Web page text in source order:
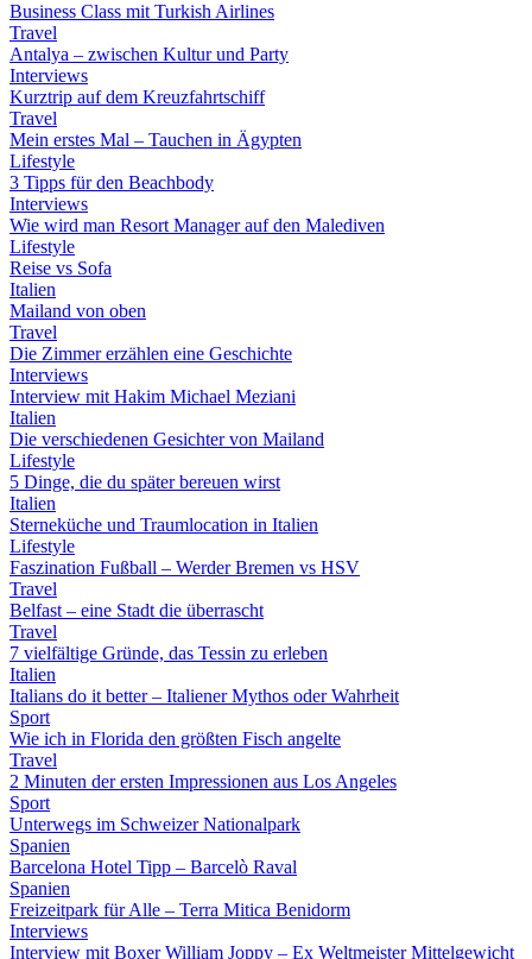
Business Class mit Turkish Airlines
Travel
Antalya – zwischen Kultur und Party
Interviews
Kurztrip auf dem Kreuzfahrtschiff
Travel
Mein erstes Mal – Tauchen in Ägypten
Lifestyle
3 Tipps für den Beachbody
Interviews
Wie wird man Resort Manager auf den Malediven
Lifestyle
Reise vs Sofa
Italien
Mailand von oben
Travel
Die Zimmer erzählen eine Geschichte
Interviews
Interview mit Hakim Michael Meziani
Italien
Die verschiedenen Gesichter von Mailand
Lifestyle
5 Dinge, die du später bereuen wirst
Italien
Sterneküche und Traumlocation in Italien
Lifestyle
Faszination Fußball – Werder Bremen vs HSV
Travel
Belfast – eine Stadt die überrascht
Travel
7 vielfältige Gründe, das Tessin zu erleben
Italien
Italians do it better – Italiener Mythos oder Wahrheit
Sport
Wie ich in Florida den größten Fisch angelte
Travel
2 Minuten der ersten Impressionen aus Los Angeles
Sport
Unterwegs im Schweizer Nationalpark
Spanien
Barcelona Hotel Tipp – Barcelò Raval
Spanien
Freizeitpark für Alle – Terra Mitica Benidorm
Interviews
Interview mit Boxer William Joppy – Ex Weltmeister Mittelgewicht